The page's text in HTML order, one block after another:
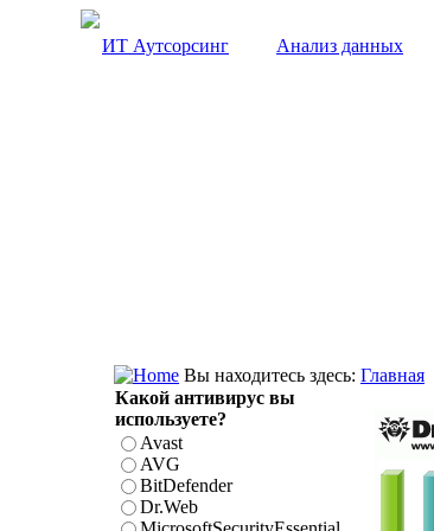
ИТ Аутсорсинг Анализ данных
Вы находитесь здесь: Главная
Какой антивирус вы
используете?
Avast
AVG
BitDefender
Dr.Web